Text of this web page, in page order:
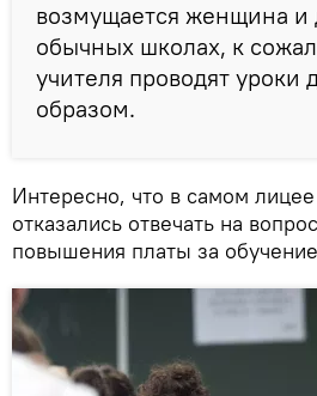
возмущается женщина и
обычных школах, к
учителя проводят
образом.
Интересно, что в самом
отказались отвечать на
повышения платы за